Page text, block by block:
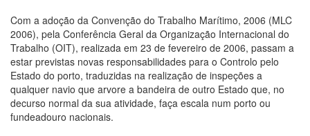
Com a adoção da Convenção do Trabalho Marítimo, 2006 (MLC
2006), pela Conferência Geral da Organização Internacional do
Trabalho (OIT), realizada em 23 de fevereiro de 2006, passam a
estar previstas novas responsabilidades para o Controlo pelo
Estado do porto, traduzidas na realização de inspeções a
qualquer navio que arvore a bandeira de outro Estado que, no
decurso normal da sua atividade, faça escala num porto ou
fundeadouro nacionais.